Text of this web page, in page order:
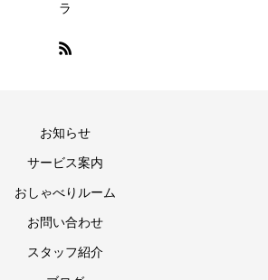
ラ
お知らせ
サービス案内
おしゃべりルーム
お問い合わせ
スタッフ紹介